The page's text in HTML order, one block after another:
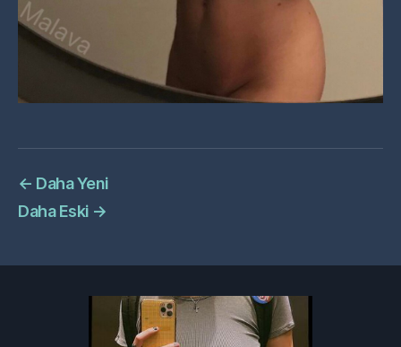
← Daha Yeni
Daha Eski →